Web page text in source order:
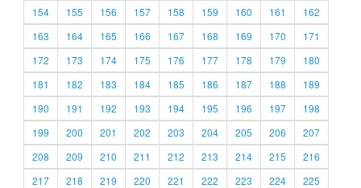
154
155 156 157 158 159 160 161
162
163
164 165 166 167 168 169 170
171
172
173 174 175 176 177 178 179
180
181
182 183 184 185 186 187 188
189
190
191 192 193 194 195 196 197
198
199
200 201 202 203 204 205 206
207
208
209 210 211 212 213 214 215
216
217
218 219 220 221 222 223 224
225